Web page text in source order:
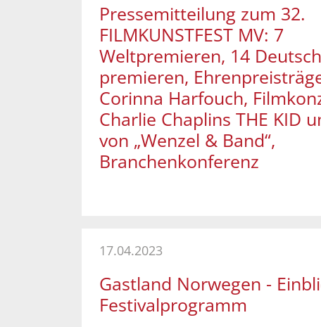
Pressemitteilung zum 32.
FILMKUNSTFEST MV: 7
Weltpremieren, 14
premieren,
Corinna Harfouch,
Charlie Chaplins THE KID
von „Wenzel & Band“,
Branchenkonferenz
17.04.2023
Gastland Norwegen -
Festivalprogramm